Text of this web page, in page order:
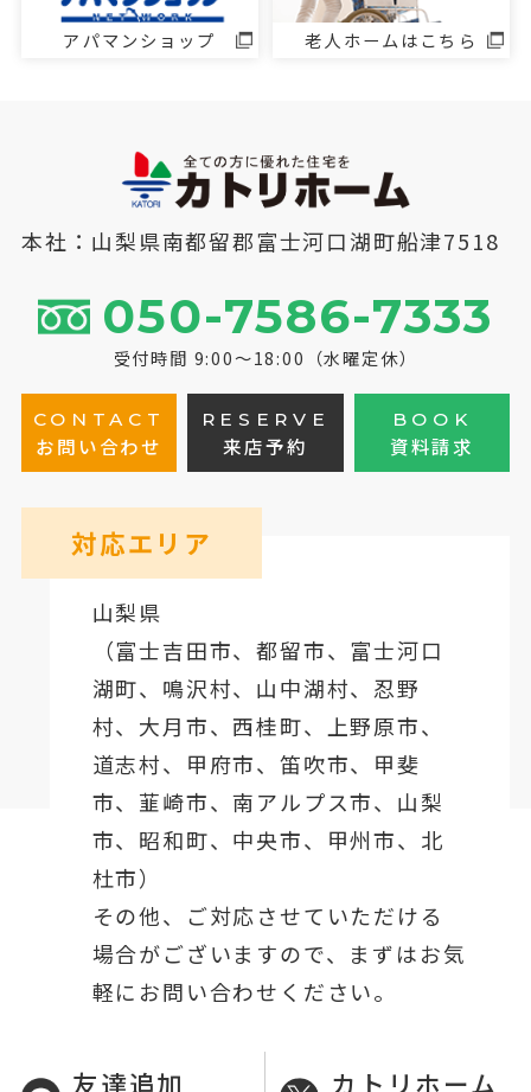
アパマンショップ 老人ホームはこちら
本社：山梨県南都留郡富士河口湖町船津7518
050-7586-7333
受付時間 9:00～18:00（水曜定休）
CONTACT
お問い合わせ
RESERVE
来店予約
BOOK
資料請求
対応エリア
山梨県
（富士吉田市、都留市、 富士河口
湖町、鳴沢村、山中湖村、忍野
村、 大月市、西桂町、上野原市、
道志村、 甲府市、笛吹市、甲斐
市、韮崎市、南アルプス市、山梨
市、昭和町、中央市、甲州市、北
杜市）
その他、ご対応させていただける
場合がございますので、まずはお気
軽にお問い合わせください。
友達追加 カトリホーム